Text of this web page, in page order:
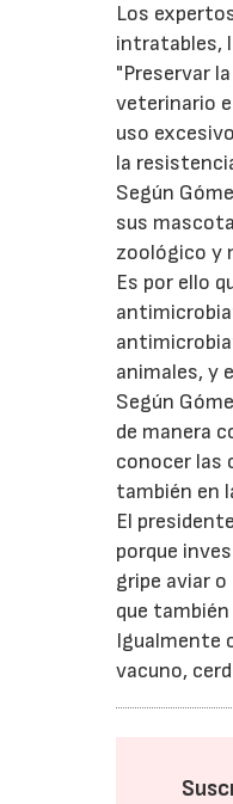
Los
intratables,
"Preservar
veterinario
uso
la
Según
sus
zoológico y
Es por ello
animales, y
Según
de manera
conocer las
también en
El
porque
gripe aviar
que
Igualmente
vacuno,